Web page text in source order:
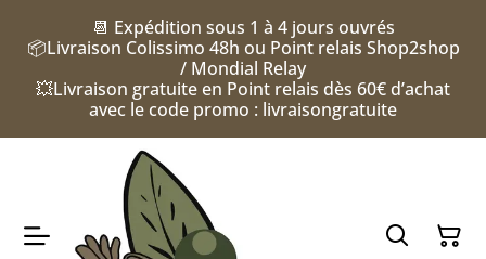
📆 Expédition sous 1 à 4 jours ouvrés
📦Livraison Colissimo 48h ou Point relais Shop2shop
/ Mondial Relay
💥Livraison gratuite en Point relais dès 60€ d’achat
avec le code promo : livraisongratuite